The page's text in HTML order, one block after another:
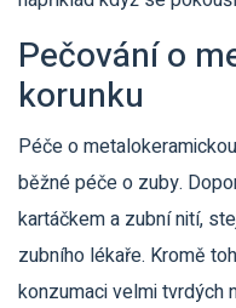
Pečování o
korunku
Péče o
běžné péče o zuby.
kartáčkem a zubní nití,
zubního lékaře. Kromě
konzumaci velmi tvrdých